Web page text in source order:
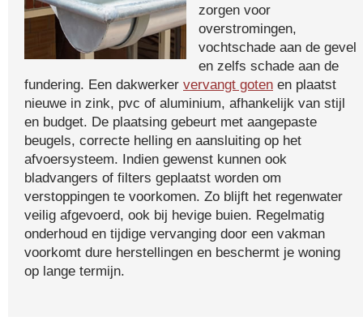
zorgen voor
overstromingen,
vochtschade aan de gevel
en zelfs schade aan de
fundering. Een dakwerker vervangt goten en plaatst
nieuwe in zink, pvc of aluminium, afhankelijk van stijl
en budget. De plaatsing gebeurt met aangepaste
beugels, correcte helling en aansluiting op het
afvoersysteem. Indien gewenst kunnen ook
bladvangers of filters geplaatst worden om
verstoppingen te voorkomen. Zo blijft het regenwater
veilig afgevoerd, ook bij hevige buien. Regelmatig
onderhoud en tijdige vervanging door een vakman
voorkomt dure herstellingen en beschermt je woning
op lange termijn.